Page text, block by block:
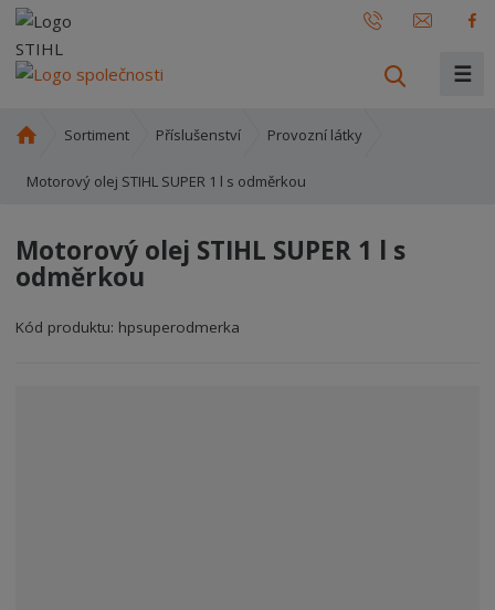
☰
o
í
s
r
Sortiment Příslušenství Provozní látky
Motorový olej STIHL SUPER 1 l s odměrkou
Motorový olej STIHL SUPER 1 l s
odměrkou
Kód produktu: hpsuperodmerka